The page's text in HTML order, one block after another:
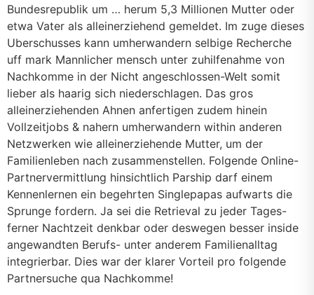
Bundesrepublik um … herum 5,3 Millionen Mutter oder
etwa Vater als alleinerziehend gemeldet. Im zuge dieses
Uberschusses kann umherwandern selbige Recherche
uff mark Mannlicher mensch unter zuhilfenahme von
Nachkomme in der Nicht angeschlossen-Welt somit
lieber als haarig sich niederschlagen. Das gros
alleinerziehenden Ahnen anfertigen zudem hinein
Vollzeitjobs & nahern umherwandern within anderen
Netzwerken wie alleinerziehende Mutter, um der
Familienleben nach zusammenstellen. Folgende Online-
Partnervermittlung hinsichtlich Parship darf einem
Kennenlernen ein begehrten Singlepapas aufwarts die
Sprunge fordern. Ja sei die Retrieval zu jeder Tages-
ferner Nachtzeit denkbar oder deswegen besser inside
angewandten Berufs- unter anderem Familienalltag
integrierbar. Dies war der klarer Vorteil pro folgende
Partnersuche qua Nachkomme!